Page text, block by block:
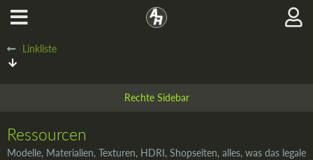
Linkliste
Ressourcen
Modelle, Materialien, Texturen, HDRI, Shopseiten, alles, was das legale